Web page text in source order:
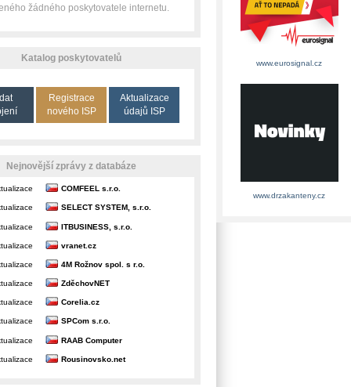
žádného poskytovatele internetu.
Katalog poskytovatelů
Registrace
nového ISP
Aktualizace
údajů ISP
Nejnovější zprávy z databáze
COMFEEL s.r.o.
SELECT SYSTEM, s.r.o.
ITBUSINESS, s.r.o.
vranet.cz
4M Rožnov spol. s r.o.
ZděchovNET
Corelia.cz
SPCom s.r.o.
RAAB Computer
Rousinovsko.net
www.eurosignal.cz
www.drzakanteny.cz